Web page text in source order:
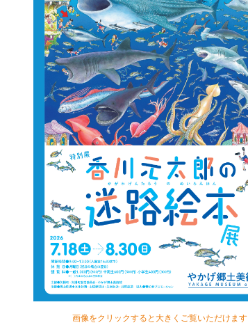
画像をクリックすると大きくご覧いただけます